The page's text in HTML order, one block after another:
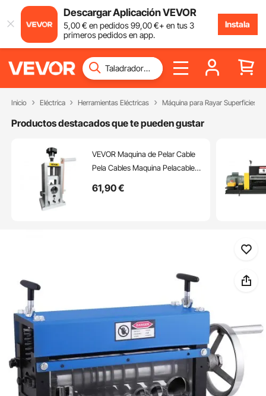
Descargar Aplicación VEVOR
5,00€ en pedidos99,00€+ en tus 3
primeros pedidos en app.
Instala
Inicio Eléctrica Herramientas Eléctricas Máquina para Rayar Superficies
Productos destacados que te pueden gustar
VEVOR Maquina de Pelar Cable
Pela Cables Maquina Pelacables
1,5-40 mm (0.06 a 1.57)
61,90€